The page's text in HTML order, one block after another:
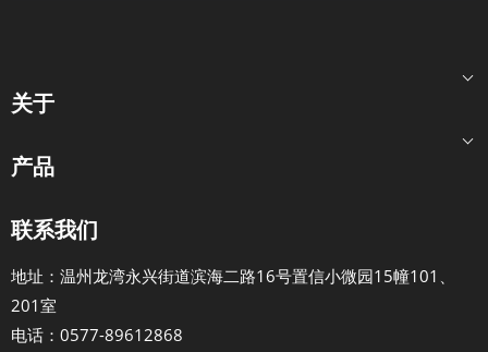
关于
产品
联系我们
地址：温州龙湾永兴街道滨海二路16号置信小微园15幢101、
201室
电话：0577-89612868